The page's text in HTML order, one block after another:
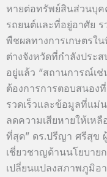
หายต่อทรัพย์สินส่วนบุค
รถยนต์และที่อยู่อาศัย ร
พืชผลทางการเกษตรใ
ต่างจังหวัดที่กำลังประ
อยู่แล้ว “สถานการณ์เ
ต้องการการตอบสนองที่
รวดเร็วและข้อมูลที่แม่น
ลดความเสียหายให้เหลื
ที่สุด” ดร.ปรีญา ศรีสุข ผู้
เชี่ยวชาญด้านนโยบาย
เปลี่ยนแปลงสภาพภูมิอ